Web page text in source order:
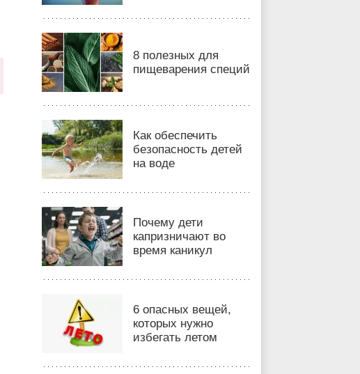
8 полезных для
пищеварения специй
Как обеспечить
безопасность детей
на воде
Почему дети
капризничают во
время каникул
6 опасных вещей,
которых нужно
избегать летом